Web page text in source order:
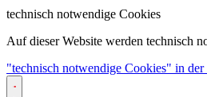
technisch notwendige Cookies
Auf dieser Website werden technisch
"technisch notwendige Cookies" in